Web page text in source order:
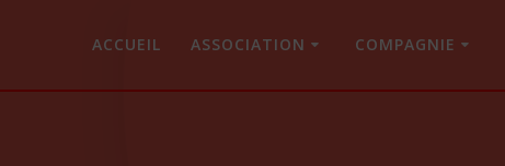
ACCUEIL ASSOCIATION COMPAGNIE